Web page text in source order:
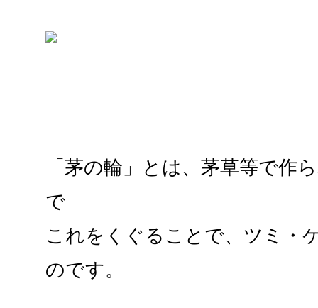
「茅の輪」とは、茅草等で作
で
これをくぐることで、ツミ・
のです。